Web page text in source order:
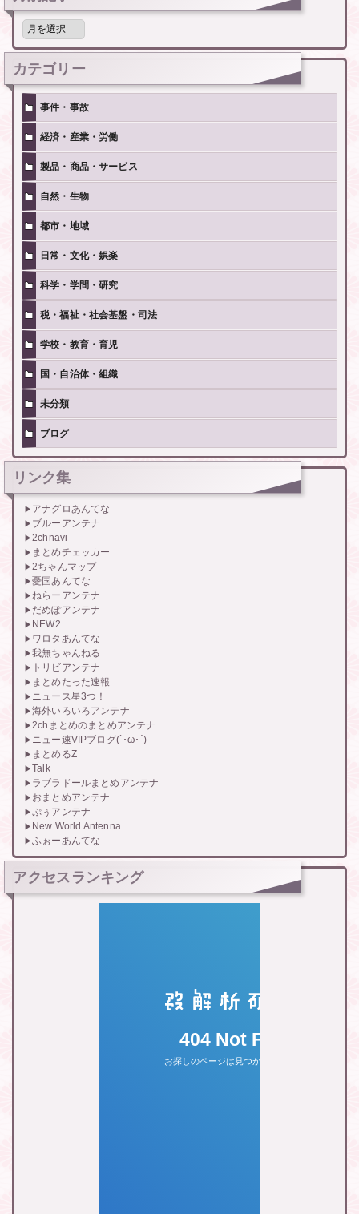
月
記
事
カテゴリー
事件・事故
経済・産業・労働
製品・商品・サービス
自然・生物
都市・地域
日常・文化・娯楽
科学・学問・研究
税・福祉・社会基盤・司法
学校・教育・育児
国・自治体・組織
未分類
ブログ
リンク集
アナグロあんてな
ブルーアンテナ
2chnavi
まとめチェッカー
2ちゃんマップ
憂国あんてな
ねらーアンテナ
だめぽアンテナ
NEW2
ワロタあんてな
我無ちゃんねる
トリビアンテナ
まとめたった速報
ニュース星3つ！
海外いろいろアンテナ
2chまとめのまとめアンテナ
ニュー速VIPブログ(`･ω･´)
まとめるZ
Talk
ラブラドールまとめアンテナ
おまとめアンテナ
ぷぅアンテナ
New World Antenna
ふぉーあんてな
アクセスランキング